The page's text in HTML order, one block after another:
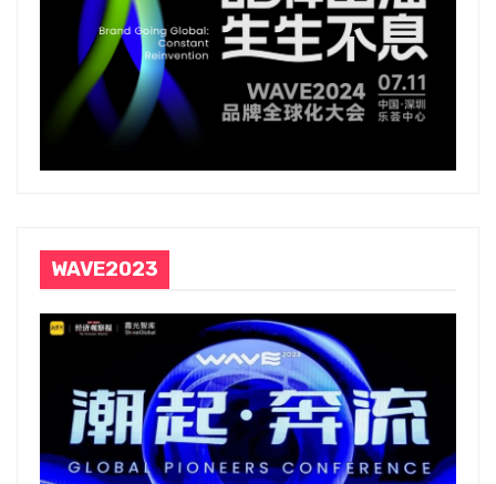
WAVE2023